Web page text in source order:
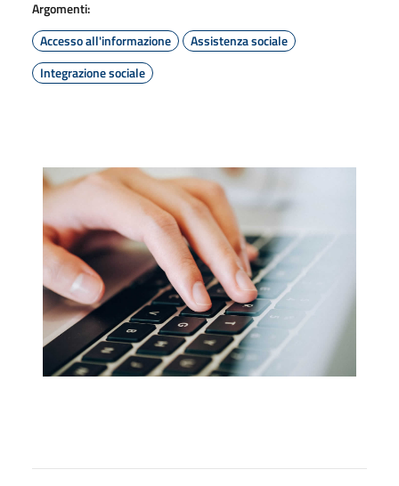
Argomenti:
Accesso all'informazione
Assistenza sociale
Integrazione sociale